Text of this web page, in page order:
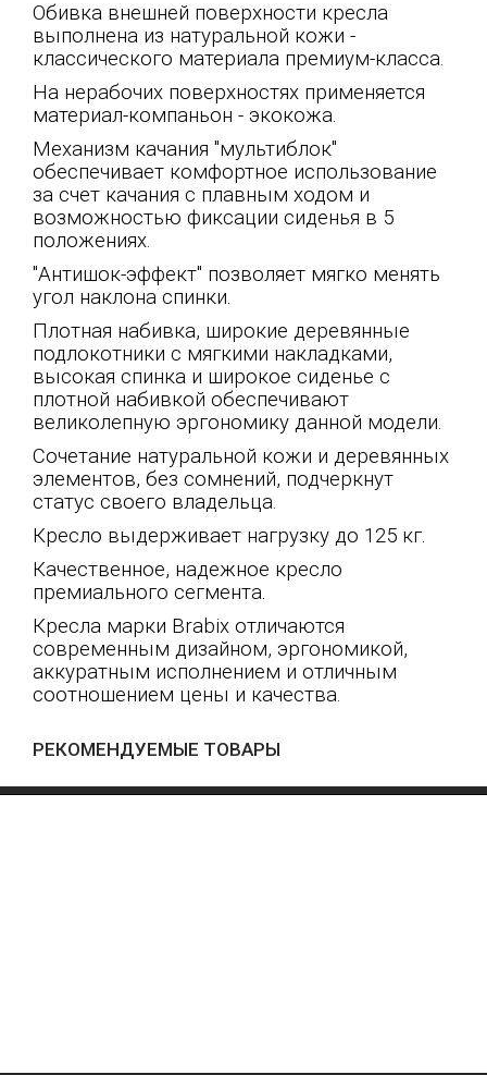
Обивка внешней поверхности кресла
выполнена из натуральной кожи -
классического материала премиум-класса.
На нерабочих поверхностях применяется
материал-компаньон - экокожа.
Механизм качания "мультиблок"
обеспечивает комфортное использование
за счет качания с плавным ходом и
возможностью фиксации сиденья в 5
положениях.
"Антишок-эффект" позволяет мягко менять
угол наклона спинки.
Плотная набивка, широкие деревянные
подлокотники с мягкими накладками,
высокая спинка и широкое сиденье с
плотной набивкой обеспечивают
великолепную эргономику данной модели.
Сочетание натуральной кожи и деревянных
элементов, без сомнений, подчеркнут
статус своего владельца.
Кресло выдерживает нагрузку до 125 кг.
Качественное, надежное кресло
премиального сегмента.
Кресла марки Brabix отличаются
современным дизайном, эргономикой,
аккуратным исполнением и отличным
соотношением цены и качества.
РЕКОМЕНДУЕМЫЕ ТОВАРЫ